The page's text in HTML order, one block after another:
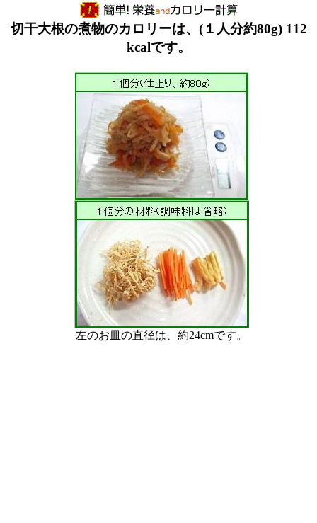
切干大根の煮物のカロリーは、(１人分約80g) 112
kcalです。
左のお皿の直径は、約24cmです。